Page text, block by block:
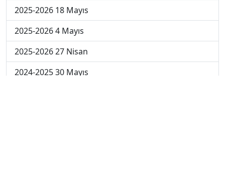
2025-2026 18 Mayıs
2025-2026 4 Mayıs
2025-2026 27 Nisan
2024-2025 30 Mayıs